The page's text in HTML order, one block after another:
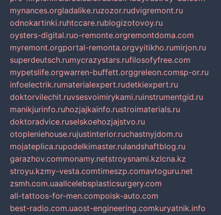
mynances.orgladalike.ruzozor.rudvigremont.ru
odnokartinki.ruhtccare.rublogizotovoy.ru
oysters-digital.ruo-remonte.orgremontdoma.com
myremont.orgportal-remonta.orgvyitikho.rumirjon.ru
superdeutsch.rumycrazystars.rufilosofyfree.com
mypetslife.orgwarren-buffett.orggreleon.comsp-or.ru
infoelectrik.rumaterialexpert.rudetkiexpert.ru
doktorvilechit.ruvsesvoimirykami.ruinstrumentgid.ru
manikjurinfo.ruhozjajkainfo.rustroimaterials.ru
doktoradvice.ruselskoehozjajstvo.ru
otopleniehouse.rujustinterior.ruchastnyjdom.ru
mojateplica.rupodelkimaster.rulandshaftblog.ru
garazhov.commonamy.netstroysnami.kzlcna.kz
stroyu.kzmy-vesta.comtimeszp.comavtoguru.net
zsmh.com.uaallcelebsplasticsurgery.com
all-tattoos-for-men.compoisk-auto.com
best-radio.com.uaost-engineering.comkuryatnik.info